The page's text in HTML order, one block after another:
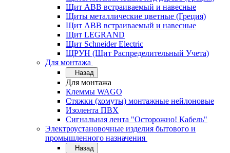
Щит ABB встраиваемый и навесные
Щиты металлические цветные (Греция)
Щит ABB встраиваемый и навесные
Щит LEGRAND
Щит Schneider Electric
ЩРУН (Щит Распределительный Учета)
Для монтажа
Назад
Для монтажа
Клеммы WAGO
Стяжки (хомуты) монтажные нейлоновые
Изолента ПВХ
Сигнальная лента "Осторожно! Кабель"
Электроустановочные изделия бытового и
промышленного назначения
Назад